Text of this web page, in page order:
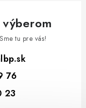
výberom
tu pre vás!
76
23